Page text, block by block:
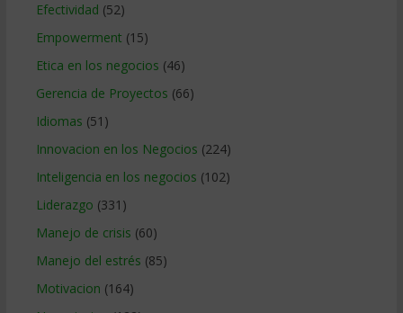
Efectividad (52)
Empowerment (15)
Etica en los negocios (46)
Gerencia de Proyectos (66)
Idiomas (51)
Innovacion en los Negocios (224)
Inteligencia en los negocios (102)
Liderazgo (331)
Manejo de crisis (60)
Manejo del estrés (85)
Motivacion (164)